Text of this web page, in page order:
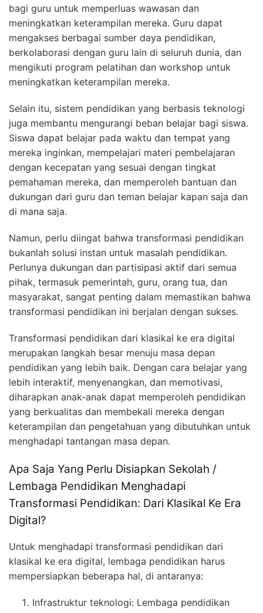
bagi guru untuk memperluas wawasan dan
meningkatkan keterampilan mereka. Guru dapat
mengakses berbagai sumber daya pendidikan,
berkolaborasi dengan guru lain di seluruh dunia, dan
mengikuti program pelatihan dan workshop untuk
meningkatkan keterampilan mereka.
Selain itu, sistem pendidikan yang berbasis teknologi
juga membantu mengurangi beban belajar bagi siswa.
Siswa dapat belajar pada waktu dan tempat yang
mereka inginkan, mempelajari materi pembelajaran
dengan kecepatan yang sesuai dengan tingkat
pemahaman mereka, dan memperoleh bantuan dan
dukungan dari guru dan teman belajar kapan saja dan
di mana saja.
Namun, perlu diingat bahwa transformasi pendidikan
bukanlah solusi instan untuk masalah pendidikan.
Perlunya dukungan dan partisipasi aktif dari semua
pihak, termasuk pemerintah, guru, orang tua, dan
masyarakat, sangat penting dalam memastikan bahwa
transformasi pendidikan ini berjalan dengan sukses.
Transformasi pendidikan dari klasikal ke era digital
merupakan langkah besar menuju masa depan
pendidikan yang lebih baik. Dengan cara belajar yang
lebih interaktif, menyenangkan, dan memotivasi,
diharapkan anak-anak dapat memperoleh pendidikan
yang berkualitas dan membekali mereka dengan
keterampilan dan pengetahuan yang dibutuhkan untuk
menghadapi tantangan masa depan.
Apa Saja Yang Perlu Disiapkan Sekolah /
Lembaga Pendidikan Menghadapi
Transformasi Pendidikan: Dari Klasikal Ke Era
Digital?
Untuk menghadapi transformasi pendidikan dari
klasikal ke era digital, lembaga pendidikan harus
mempersiapkan beberapa hal, di antaranya:
Infrastruktur teknologi: Lembaga pendidikan